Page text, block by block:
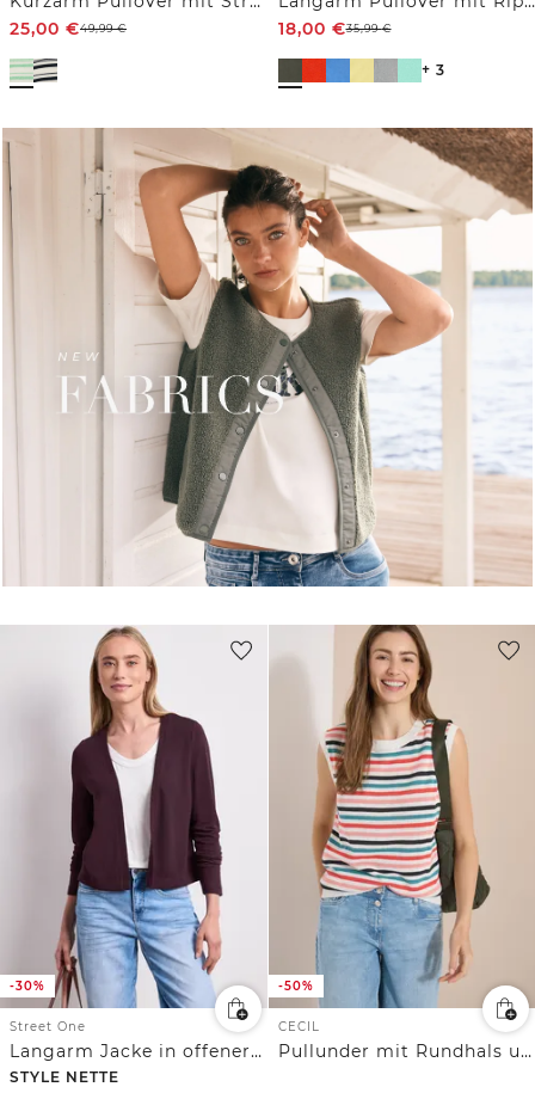
25,00 €49,99€
18,00 €35,99€
+ 3
-30%
Street One
Langarm Jacke in offener Passform
STYLE NETTE
-50%
CECIL
Pullunder mit Rundhals und Streifen